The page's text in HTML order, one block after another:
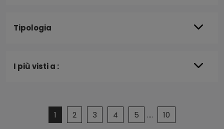
Tipologia
I più visti a :
1 2 3 4 5 .... 10